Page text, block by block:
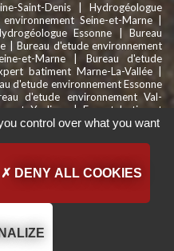
Saint-Denis|Hydrogéologue
Seine-et-Marne
Essonne |Bureau
Bureau d'etude environnement
et-Marne| Bureau d'etude
batiment Marne-La-Vallée|
d'etude environnement Essonne
d'etude environnement Val-
Yvelines | Expert batiment
Yvelines| Bureau d'etude
de confidentialité
control over what you want
DENY ALL COOKIES